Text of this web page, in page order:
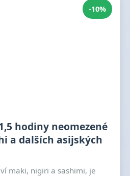
-10%
hodiny neomezené
a dalších asijských
maki, nigiri a sashimi, je